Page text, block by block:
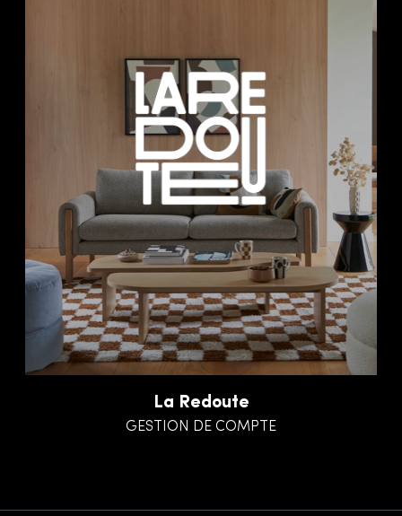
La Redoute
GESTION DE COMPTE